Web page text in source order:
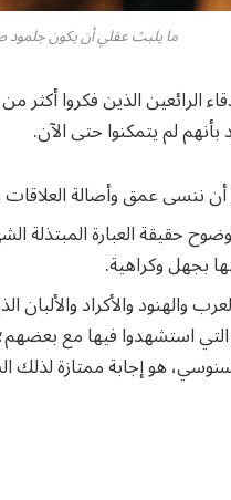
ما يلبث عقلي أن يكون جلمود
الذين فكروا أكثر
لم يتمكنوا حتى الآن.
أن ننسى عمق وأصالة
حقيقة العبارة المبتذلة
بجهل وكراهية.
والهنود والأكراد
استشهدوا فيها مع
هو إجابة ممتازة لذلك